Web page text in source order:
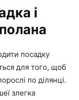
і
посадку
для того, щоб
по ділянці.
злегка